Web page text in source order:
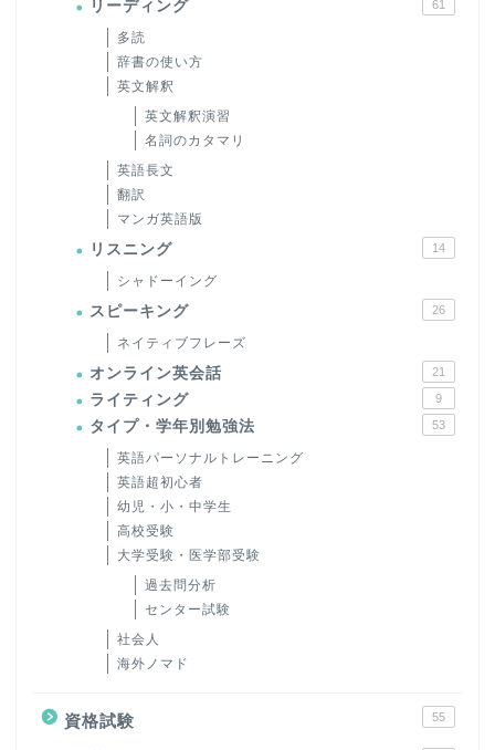
リーディング 61
多読
辞書の使い方
英文解釈
英文解釈演習
名詞のカタマリ
英語長文
翻訳
マンガ英語版
リスニング 14
シャドーイング
スピーキング 26
ネイティブフレーズ
オンライン英会話 21
ライティング 9
タイプ・学年別勉強法 53
英語パーソナルトレーニング
英語超初心者
幼児・小・中学生
高校受験
大学受験・医学部受験
過去問分析
センター試験
社会人
海外ノマド
資格試験 55